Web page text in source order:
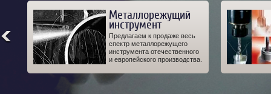
Металлорежущий
инструмент
Предлагаем к продаже весь
спектр металлорежущего
инструмента отечественного
и европейского производства.